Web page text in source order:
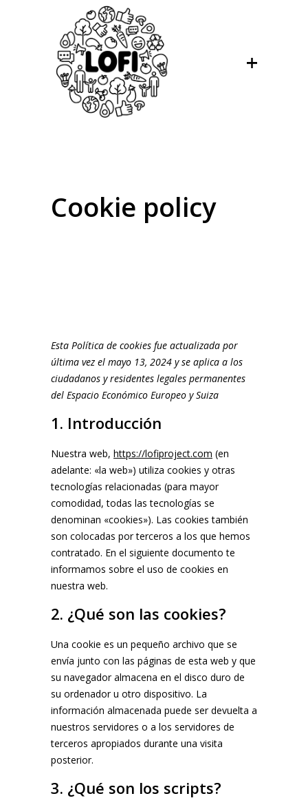
Cookie policy
Esta Política de cookies fue actualizada por
última vez el mayo 13, 2024 y se aplica a los
ciudadanos y residentes legales permanentes
del Espacio Económico Europeo y Suiza
1. Introducción
Nuestra web, https://lofiproject.com (en
adelante: «la web») utiliza cookies y otras
tecnologías relacionadas (para mayor
comodidad, todas las tecnologías se
denominan «cookies»). Las cookies también
son colocadas por terceros a los que hemos
contratado. En el siguiente documento te
informamos sobre el uso de cookies en
nuestra web.
2. ¿Qué son las cookies?
Una cookie es un pequeño archivo que se
envía junto con las páginas de esta web y que
su navegador almacena en el disco duro de
su ordenador u otro dispositivo. La
información almacenada puede ser devuelta a
nuestros servidores o a los servidores de
terceros apropiados durante una visita
posterior.
3. ¿Qué son los scripts?